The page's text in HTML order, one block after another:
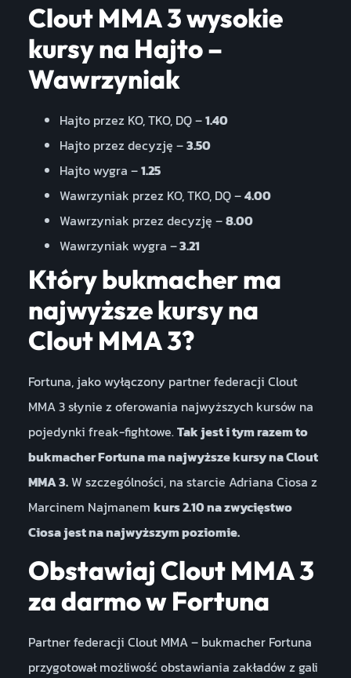
Clout MMA 3 wysokie
kursy na Hajto –
Wawrzyniak
Hajto przez KO, TKO, DQ –1.40
Hajto przez decyzję –3.50
Hajto wygra –1.25
Wawrzyniak przez KO, TKO, DQ –4.00
Wawrzyniak przez decyzję –8.00
Wawrzyniak wygra –3.21
Który bukmacher ma
najwyższe kursy na
Clout MMA 3?
Fortuna, jako wyłączony partner federacji Clout
MMA 3 słynie z oferowania najwyższych kursów na
pojedynki freak-fightowe.Tak jest i tym razem to
bukmacher Fortuna ma najwyższe kursy na Clout
MMA 3.W szczególności, na starcie Adriana Ciosa z
Marcinem Najmanem kurs 2.10 na zwycięstwo
Ciosa jest na najwyższym poziomie.
Obstawiaj Clout MMA 3
za darmo w Fortuna
Partner federacji Clout MMA – bukmacher Fortuna
przygotował możliwość obstawiania zakładów z gali